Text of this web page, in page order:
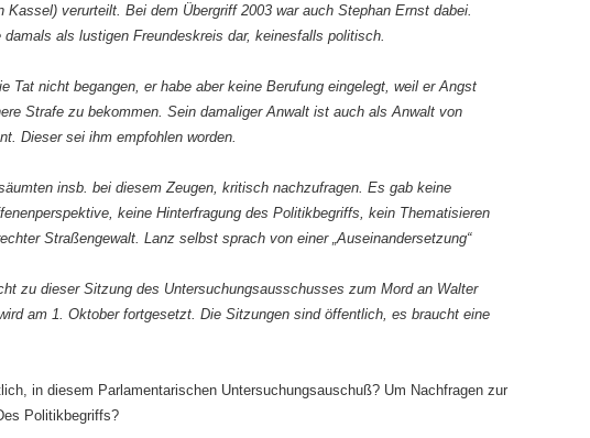
verurteilt. Bei dem Übergriff 2003 war auch Stephan Ernst dabei.
als lustigen Freundeskreis dar, keinesfalls politisch.
Tat nicht begangen, er habe aber keine Berufung eingelegt, weil er Angst
Strafe zu bekommen. Sein damaliger Anwalt ist auch als Anwalt von
Dieser sei ihm empfohlen worden.
insb. bei diesem Zeugen, kritisch nachzufragen. Es gab keine
keine Hinterfragung des Politikbegriffs, kein Thematisieren
Straßengewalt. Lanz selbst sprach von einer „Auseinandersetzung“
zu dieser Sitzung des Untersuchungsausschusses zum Mord an Walter
am 1. Oktober fortgesetzt. Die Sitzungen sind öffentlich, es braucht eine
in diesem Parlamentarischen Untersuchungsauschuß? Um Nachfragen zur
Politikbegriffs?